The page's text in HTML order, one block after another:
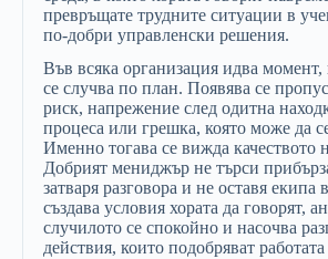
превръщате трудните ситуации в
по-добри управленски решения.
Във всяка организация идва момент,
се случва по план. Появява се
риск, напрежение след одитна
процеса или грешка, която може да
Именно тогава се вижда качеството
Добрият мениджър не търси
затваря разговора и не оставя екипа в
създава условия хората да говорят,
случилото се спокойно и насочва
действия, които подобряват работата